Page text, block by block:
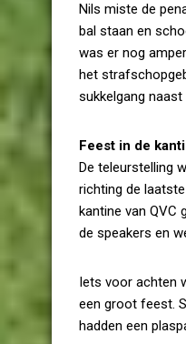
Nils miste de
bal staan en
was er nog
het
sukkelgang
Feest in de
De teleurstelling
richting de
kantine van
de speakers en
Iets voor achten
een groot feest.
hadden een